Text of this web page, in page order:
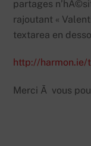
partages
rajoutant «
textarea en
http://harmon.ie/
Merci Ã vous